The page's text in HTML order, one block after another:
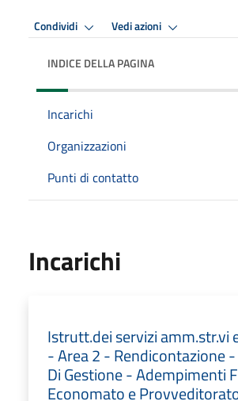
Condividi Vedi azioni
INDICE DELLA PAGINA
Incarichi
Organizzazioni
Punti di contatto
Incarichi
Istrutt.dei servizi amm.str.vi
- Area 2 - Rendicontazione
Di Gestione - Adempimenti
Economato e